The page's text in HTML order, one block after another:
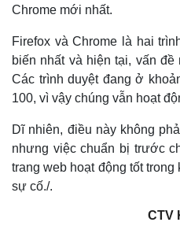
Thế giới
Quan sát
Cuộc sống đó đây
Hồ sơ
Chrome mới nhất.
Firefox và Chrome là hai
biến nhất và hiện tại, vấn
Các trình duyệt đang ở
100, vì vậy chúng vẫn hoạt
Dĩ nhiên, điều này không
nhưng việc chuẩn bị trước
trang web hoạt động tốt
sự cố./.
CTV